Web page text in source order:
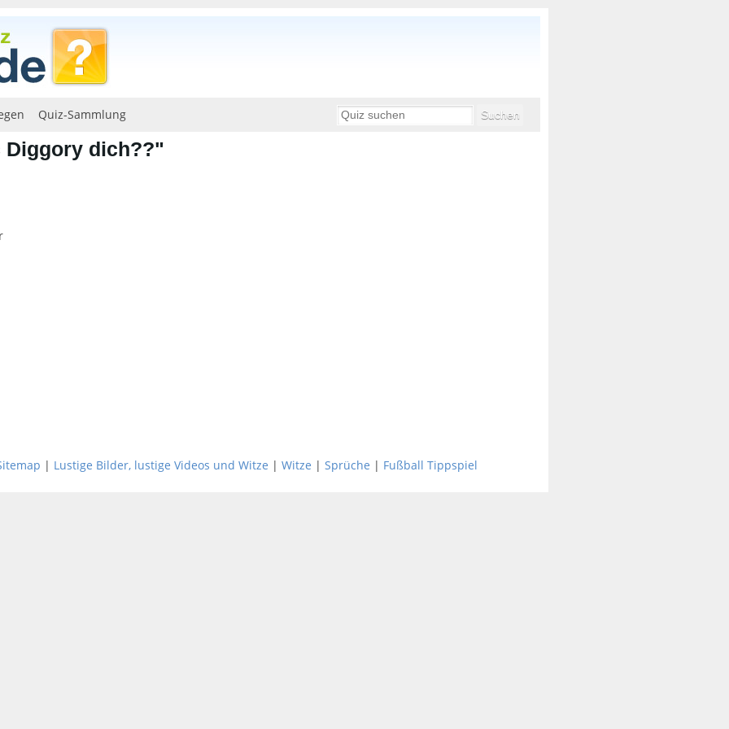
Quiz-Sammlung
Diggory dich??"
| Lustige Bilder, lustige Videos und Witze | Witze | Sprüche | Fußball Tippspiel